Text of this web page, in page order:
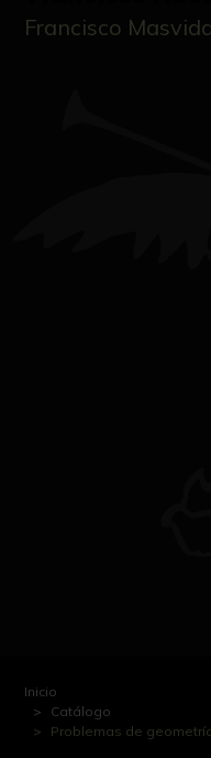
Francisco
Inicio
Catálogo
Problemas de